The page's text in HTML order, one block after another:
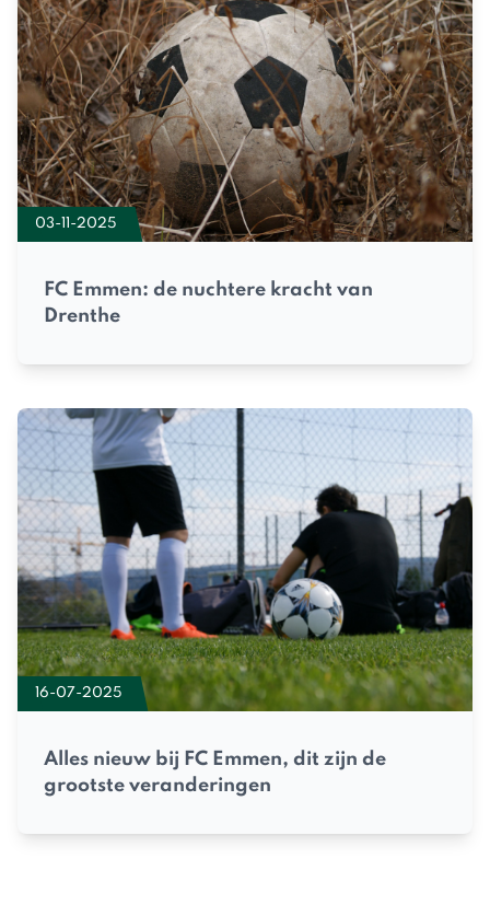
03-11-2025
FC Emmen: de nuchtere kracht van
Drenthe
16-07-2025
Alles nieuw bij FC Emmen, dit zijn de
grootste veranderingen